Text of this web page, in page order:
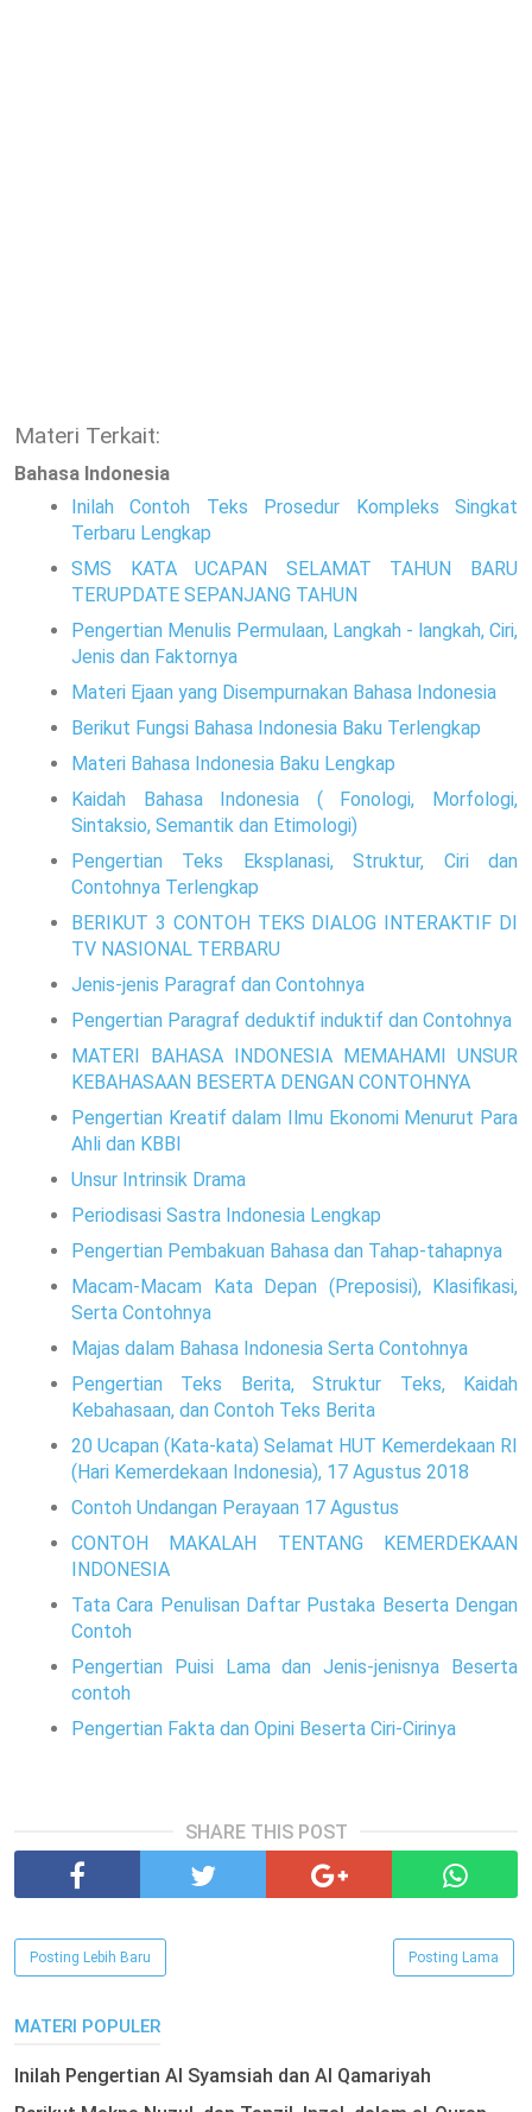
Materi Terkait:
Bahasa Indonesia
Inilah Contoh Teks Prosedur Kompleks Singkat
Terbaru Lengkap
SMS KATA UCAPAN SELAMAT TAHUN BARU
TERUPDATE SEPANJANG TAHUN
Pengertian Menulis Permulaan, Langkah - langkah, Ciri,
Jenis dan Faktornya
Materi Ejaan yang Disempurnakan Bahasa Indonesia
Berikut Fungsi Bahasa Indonesia Baku Terlengkap
Materi Bahasa Indonesia Baku Lengkap
Kaidah Bahasa Indonesia ( Fonologi, Morfologi,
Sintaksio, Semantik dan Etimologi)
Pengertian Teks Eksplanasi, Struktur, Ciri dan
Contohnya Terlengkap
BERIKUT 3 CONTOH TEKS DIALOG INTERAKTIF DI
TV NASIONAL TERBARU
Jenis-jenis Paragraf dan Contohnya
Pengertian Paragraf deduktif induktif dan Contohnya
MATERI BAHASA INDONESIA MEMAHAMI UNSUR
KEBAHASAAN BESERTA DENGAN CONTOHNYA
Pengertian Kreatif dalam Ilmu Ekonomi Menurut Para
Ahli dan KBBI
Unsur Intrinsik Drama
Periodisasi Sastra Indonesia Lengkap
Pengertian Pembakuan Bahasa dan Tahap-tahapnya
Macam-Macam Kata Depan (Preposisi), Klasifikasi,
Serta Contohnya
Majas dalam Bahasa Indonesia Serta Contohnya
Pengertian Teks Berita, Struktur Teks, Kaidah
Kebahasaan, dan Contoh Teks Berita
20 Ucapan (Kata-kata) Selamat HUT Kemerdekaan RI
(Hari Kemerdekaan Indonesia), 17 Agustus 2018
Contoh Undangan Perayaan 17 Agustus
CONTOH MAKALAH TENTANG KEMERDEKAAN
INDONESIA
Tata Cara Penulisan Daftar Pustaka Beserta Dengan
Contoh
Pengertian Puisi Lama dan Jenis-jenisnya Beserta
contoh
Pengertian Fakta dan Opini Beserta Ciri-Cirinya
SHARE THIS POST
Posting Lebih Baru Posting Lama
MATERI POPULER
Inilah Pengertian Al Syamsiah dan Al Qamariyah